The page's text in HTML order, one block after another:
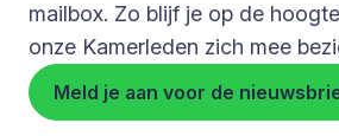
mailbox. Zo blijf je op de
onze Kamerleden zich mee
Meld je aan voor de